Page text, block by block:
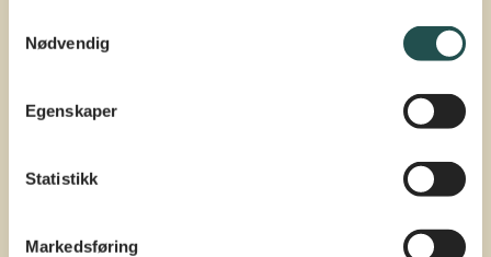
Nødvendig
Egenskaper
Statistikk
Markedsføring
Turdag 2: Bli hekta på hakkespett!
Det er ikke bare-bare å spotte en hakkespett på
turdagen, men det finnes flust av spor etter den.
Det vil si, hvis man vet hva man skal se etter.